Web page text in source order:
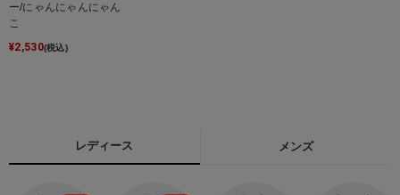
ー/にゃんにゃんにゃん
こ
¥2,530(税込)
レディース メンズ